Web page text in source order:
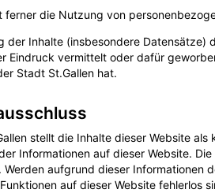
ferner die Nutzung von
der Inhalte (insbesondere Datensätze)
Eindruck vermittelt oder dafür
Stadt St.Gallen hat.
stellt die Inhalte dieser Website
Informationen auf dieser Website.
Werden aufgrund dieser Informationen
auf dieser Website fehlerlos